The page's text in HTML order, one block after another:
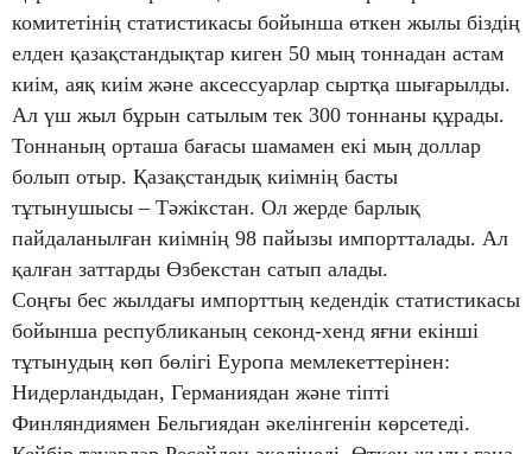
комитетінің статистикасы бойынша өткен жылы біздің
елден қазақстандықтар киген 50 мың тоннадан астам
киім, аяқ киім және аксессуарлар сыртқа шығарылды.
Ал үш жыл бұрын сатылым тек 300 тоннаны құрады.
Тоннаның орташа бағасы шамамен екі мың доллар
болып отыр. Қазақстандық киімнің басты
тұтынушысы – Тәжікстан. Ол жерде барлық
пайдаланылған киімнің 98 пайызы импортталады. Ал
қалған заттарды Өзбекстан сатып алады.
Соңғы бес жылдағы импорттың кедендік статистикасы
бойынша республиканың секонд-хенд яғни екінші
тұтынудың көп бөлігі Еуропа мемлекеттерінен:
Нидерландыдан, Германиядан және тіпті
Финляндиямен Бельгиядан әкелінгенін көрсетеді.